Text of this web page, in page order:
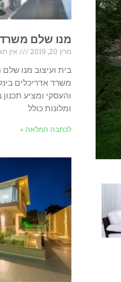
מנו שלם משרד
מרץ 20, 2019
אין
בית ועיצוב מנו
משרד אדריכלים
והעסקי ומציע
ומלונות כולל
לכתבה המלאה »